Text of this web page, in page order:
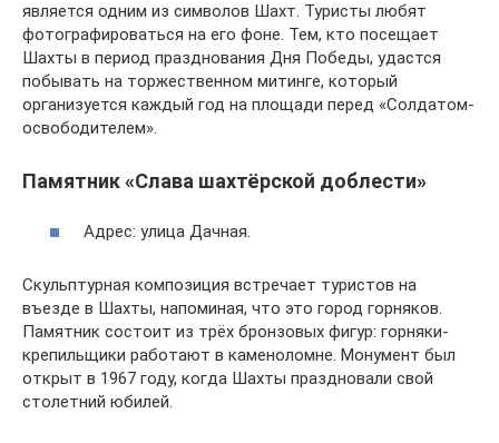
является одним из символов Шахт. Туристы любят
фотографироваться на его фоне. Тем, кто посещает
Шахты в период празднования Дня Победы, удастся
побывать на торжественном митинге, который
организуется каждый год на площади перед «Солдатом-
освободителем».
Памятник «Слава шахтёрской доблести»
Адрес: улица Дачная.
Скульптурная композиция встречает туристов на
въезде в Шахты, напоминая, что это город горняков.
Памятник состоит из трёх бронзовых фигур: горняки-
крепильщики работают в каменоломне. Монумент был
открыт в 1967 году, когда Шахты праздновали свой
столетний юбилей.